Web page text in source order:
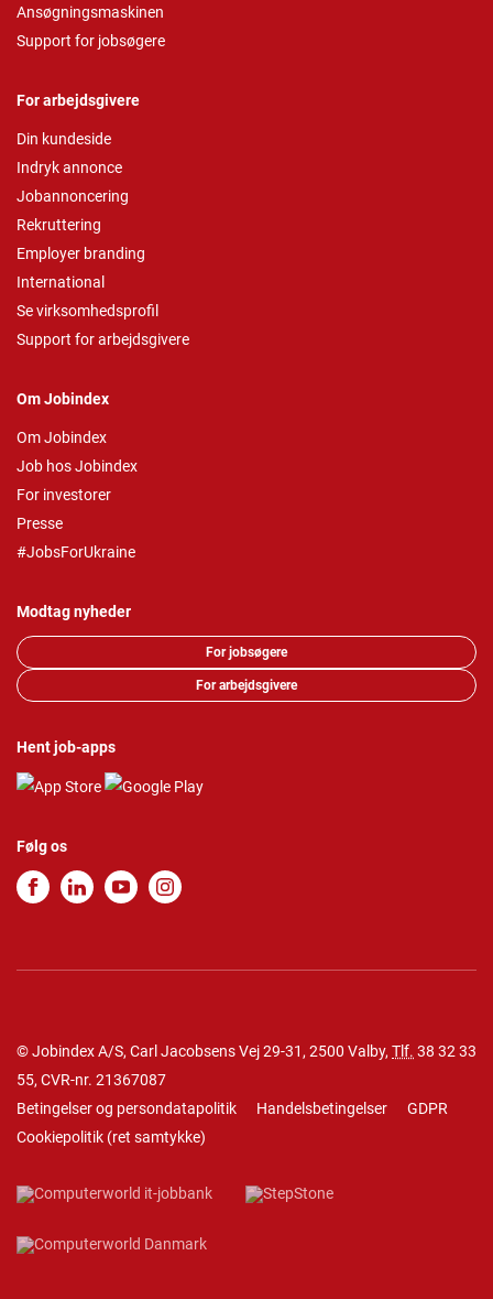
Ansøgningsmaskinen
Support for jobsøgere
For arbejdsgivere
Din kundeside
Indryk annonce
Jobannoncering
Rekruttering
Employer branding
International
Se virksomhedsprofil
Support for arbejdsgivere
Om Jobindex
Om Jobindex
Job hos Jobindex
For investorer
Presse
#JobsForUkraine
Modtag nyheder
For jobsøgere
For arbejdsgivere
Hent job-apps
Følg os
© Jobindex A/S, Carl Jacobsens Vej 29-31, 2500 Valby, Tlf. 38 32 33
55, CVR-nr. 21367087
Betingelser og persondatapolitik
Handelsbetingelser
GDPR
Cookiepolitik (ret samtykke)